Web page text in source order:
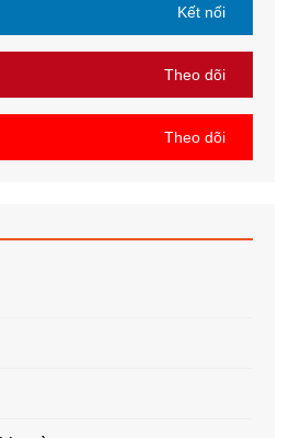
Kết nối
Theo dõi
Theo dõi